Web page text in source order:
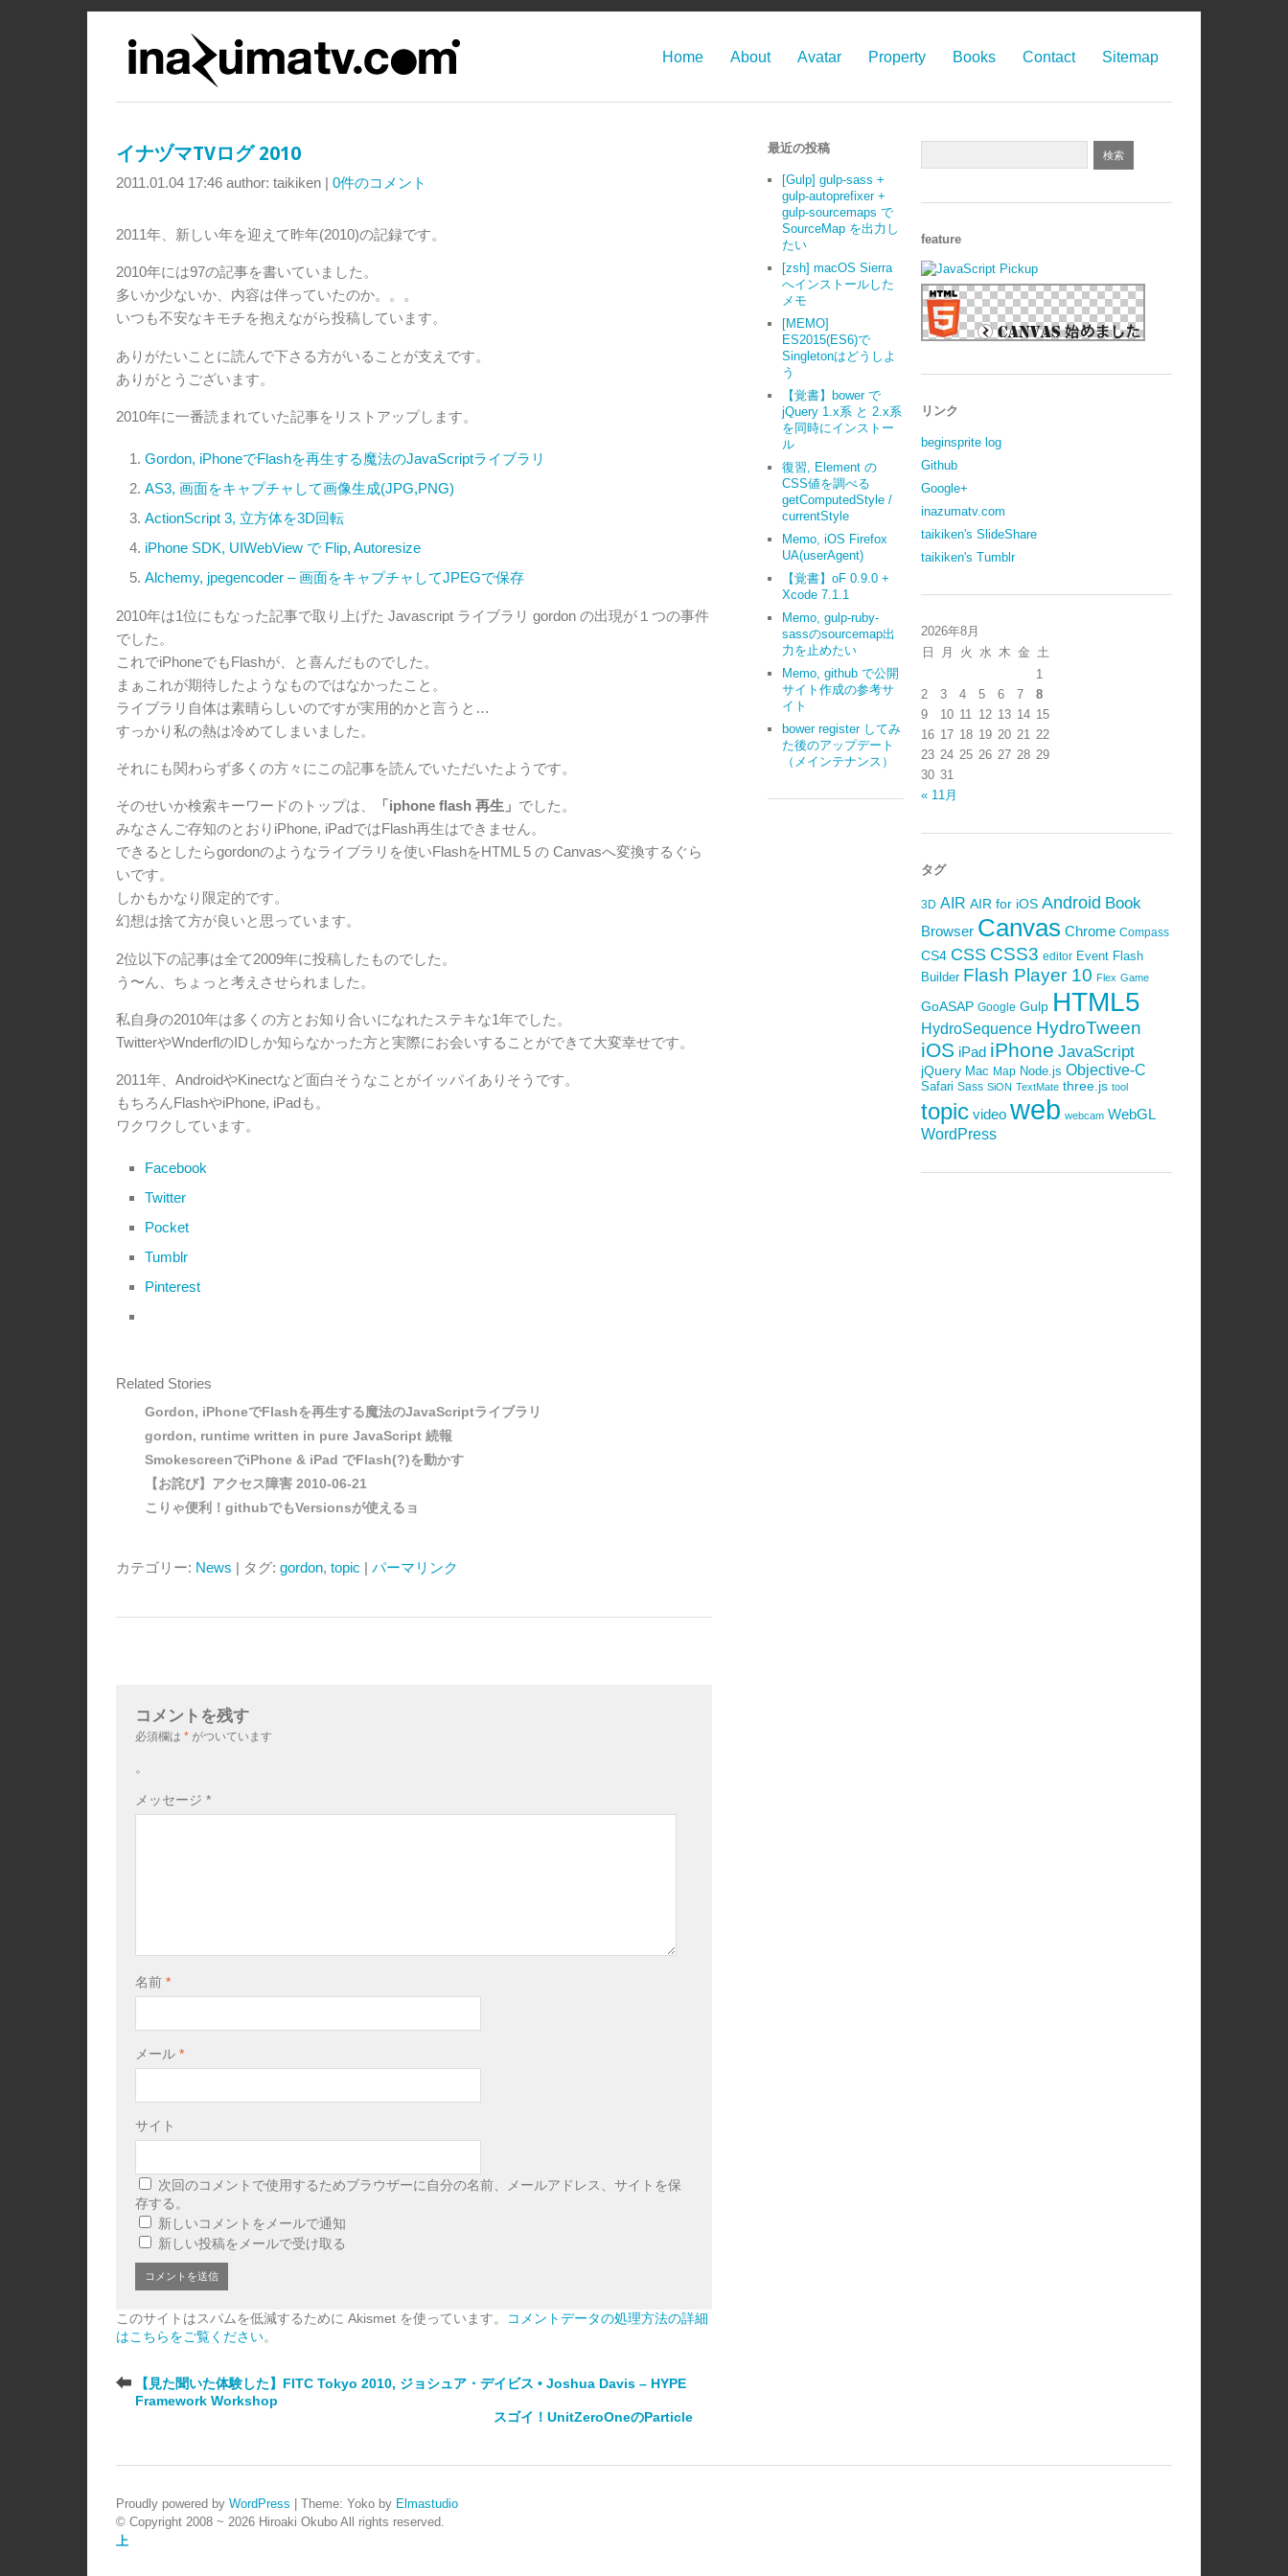
Home About Avatar Property Books Contact Sitemap
イナヅマTVログ 2010
2011.01.04 17:46 author: taikiken | 0件のコメント
2011年、新しい年を迎えて昨年(2010)の記録です。
2010年には97の記事を書いていました。
多いか少ないか、内容は伴っていたのか。。。
いつも不安なキモチを抱えながら投稿しています。
ありがたいことに読んで下さる方がいることが支えです。
ありがとうございます。
2010年に一番読まれていた記事をリストアップします。
Gordon, iPhoneでFlashを再生する魔法のJavaScriptライブラリ
AS3, 画面をキャプチャして画像生成(JPG,PNG)
ActionScript 3, 立方体を3D回転
iPhone SDK, UIWebView で Flip, Autoresize
Alchemy, jpegencoder – 画面をキャプチャしてJPEGで保存
2010年は1位にもなった記事で取り上げた Javascript ライブラリ gordon の出現が１つの事件
でした。
これでiPhoneでもFlashが、と喜んだものでした。
まぁこれが期待したようなものではなかったこと。
ライブラリ自体は素晴らしいのですが実用的かと言うと…
すっかり私の熱は冷めてしまいました。
それにも関わらず多くの方々にこの記事を読んでいただいたようです。
そのせいか検索キーワードのトップは、 「iphone flash 再生」 でした。
みなさんご存知のとおりiPhone, iPadではFlash再生はできません。
できるとしたらgordonのようなライブラリを使いFlashをHTML 5 の Canvasへ変換するぐら
いです。
しかもかなり限定的です。
幻想は捨て方が良いと思っています。
2位以下の記事は全て2009年に投稿したものでした。
う〜ん、ちょっと考えさせられました。
私自身の2010年は多くの方とお知り合いになれたステキな1年でした。
TwitterやWnderflのIDしか知らなかった方と実際にお会いすることができて大変幸せです。
2011年、AndroidやKinectなど面白そうなことがイッパイありそうです。
もちろんFlashやiPhone, iPadも。
ワクワクしています。
Facebook
Twitter
Pocket
Tumblr
Pinterest
Related Stories
Gordon, iPhoneでFlashを再生する魔法のJavaScriptライブラリ
gordon, runtime written in pure JavaScript 続報
SmokescreenでiPhone & iPad でFlash(?)を動かす
【お詫び】アクセス障害 2010-06-21
こりゃ便利！githubでもVersionsが使えるョ
カテゴリー: News | タグ: gordon, topic | パーマリンク
コメントを残す
必須欄は * がついています
。
メッセージ *
名前 *
メール *
サイト
次回のコメントで使用するためブラウザーに自分の名前、メールアドレス、サイトを保
存する。
新しいコメントをメールで通知
新しい投稿をメールで受け取る
このサイトはスパムを低減するために Akismet を使っています。
コメントデータの処理方法の詳細
はこちらをご覧ください。
【見た聞いた体験した】FITC Tokyo 2010, ジョシュア・デイビス • Joshua Davis – HYPE
Framework Workshop
スゴイ！UnitZeroOneのParticle
最近の投稿
[Gulp] gulp-sass +
gulp-autoprefixer +
gulp-sourcemaps で
SourceMap を出力し
たい
[zsh] macOS Sierra
へインストールした
メモ
[MEMO]
ES2015(ES6)で
Singletonはどうしよ
う
【覚書】bower で
jQuery 1.x系 と 2.x系
を同時にインストー
ル
復習, Element の
CSS値を調べる
getComputedStyle /
currentStyle
Memo, iOS Firefox
UA(userAgent)
【覚書】oF 0.9.0 +
Xcode 7.1.1
Memo, gulp-ruby-
sassのsourcemap出
力を止めたい
Memo, github で公開
サイト作成の参考サ
イト
bower register してみ
た後のアップデート
（メインテナンス）
feature
リンク
beginsprite log
Github
Google+
inazumatv.com
taikiken's SlideShare
taikiken's Tumblr
2026年8月
日
月 火 水 木 金 土
1
2
3 4 5 6 7
8
9
10 11 12 13 14 15
16 17 18 19 20 21 22
23 24 25 26 27 28 29
30 31
« 11月
タグ
3D AIR AIR for iOS Android Book
Browser Canvas Chrome Compass
CS4 CSS CSS3 editor Event Flash
Builder Flash Player 10 Flex Game
GoASAP Google Gulp HTML5
HydroSequence HydroTween
iOS iPad iPhone JavaScript
jQuery Mac Map Node.js Objective-C
Safari Sass SiON TextMate three.js tool
topic video web webcam WebGL
WordPress
Proudly powered by WordPress Theme: Yoko by Elmastudio
© Copyright 2008 ~ 2026 Hiroaki Okubo All rights reserved.
上